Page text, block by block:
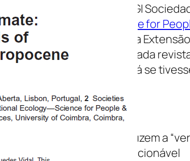
do GI
Ecology – Science for
de Coimbra e sua
um artigo na prestigiada revista
E se a inteligência artificial já se
chave:
plataformas digitais produzem a
credível e politicamente acionável